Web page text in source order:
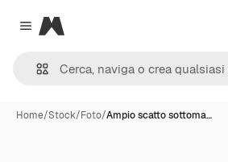
Close menu
Magnific
Home/Stock/Foto/Ampio scatto sottoma…